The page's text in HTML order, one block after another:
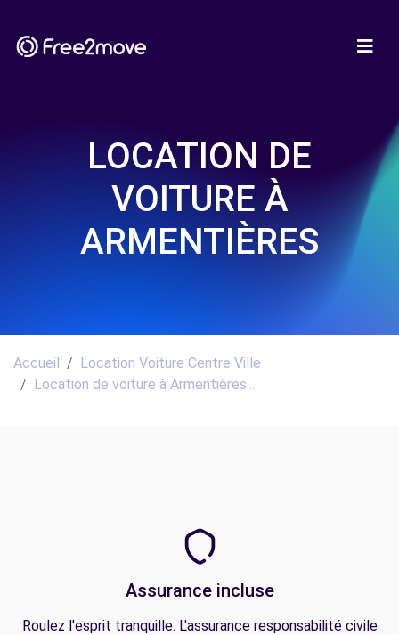
LOCATION DE
VOITURE À
ARMENTIÈRES
Accueil
Location Voiture Centre Ville
Location de voiture à Armentières...
Assurance incluse
Roulez l'esprit tranquille. L'assurance responsabilité civile